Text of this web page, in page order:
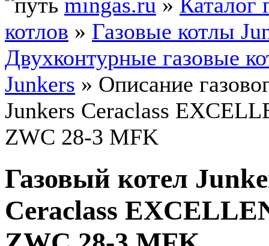
котлов » Газовые котлы
Двухконтурные газовые
Junkers » Описание
Junkers Ceraclass
ZWC 28-3 MFK
Газовый котел
Ceraclass